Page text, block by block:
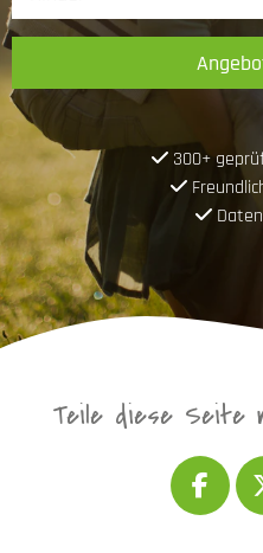
300+
Teile diese Seite